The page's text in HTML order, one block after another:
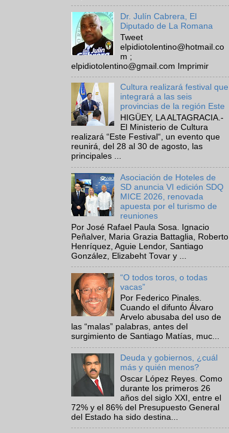
Dr. Julín Cabrera, El
Diputado de La Romana
Tweet
elpidiotolentino@hotmail.co
m ;
elpidiotolentino@gmail.com Imprimir
Cultura realizará festival que
integrará a las seis
provincias de la región Este
HIGÜEY, LA ALTAGRACIA.-
El Ministerio de Cultura
realizará “Este Festival“, un evento que
reunirá, del 28 al 30 de agosto, las
principales ...
Asociación de Hoteles de
SD anuncia VI edición SDQ
MICE 2026, renovada
apuesta por el turismo de
reuniones
Por José Rafael Paula Sosa. Ignacio
Peñalver, Maria Grazia Battaglia, Roberto
Henríquez, Aguie Lendor, Santiago
González, Elizabeht Tovar y ...
“O todos toros, o todas
vacas”
Por Federico Pinales.
Cuando el difunto Álvaro
Arvelo abusaba del uso de
las “malas” palabras, antes del
surgimiento de Santiago Matías, muc...
Deuda y gobiernos, ¿cuál
más y quién menos?
Oscar López Reyes. Como
durante los primeros 26
años del siglo XXI, entre el
72% y el 86% del Presupuesto General
del Estado ha sido destina...